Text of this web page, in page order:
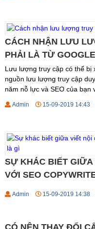
CÁCH NHẬN LƯU
PHẢI LÀ TỪ GOOGLE
Lưu lượng truy cập có thể bị
nguồn lưu lượng truy cập
năm nỗ lực và SEO của bạn
Admin 15-09-2019 14:43
SỰ KHÁC BIẾT GIỮA
VỚI SEO
Admin 15-09-2019 14:38
CÓ NÊN THAY ĐỔI